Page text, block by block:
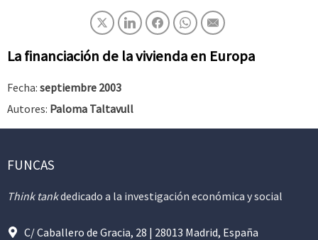
La financiación de la vivienda en Europa
Fecha: septiembre 2003
Autores: Paloma Taltavull
FUNCAS
Think tankdedicado a la investigación económica y social
C/ Caballero de Gracia, 28 | 28013 Madrid, España